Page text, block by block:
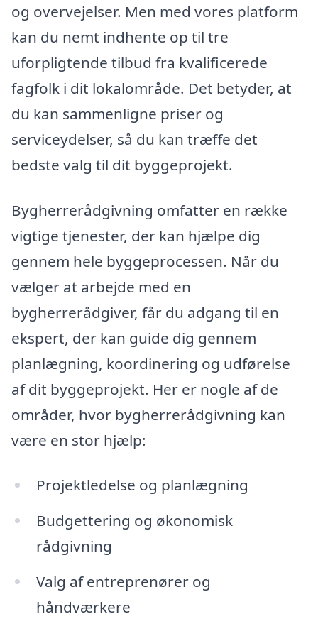
og overvejelser. Men med vores platform
kan du nemt indhente op til tre
uforpligtende tilbud fra kvalificerede
fagfolk i dit lokalområde. Det betyder, at
du kan sammenligne priser og
serviceydelser, så du kan træffe det
bedste valg til dit byggeprojekt.
Bygherrerådgivning omfatter en række
vigtige tjenester, der kan hjælpe dig
gennem hele byggeprocessen. Når du
vælger at arbejde med en
bygherrerådgiver, får du adgang til en
ekspert, der kan guide dig gennem
planlægning, koordinering og udførelse
af dit byggeprojekt. Her er nogle af de
områder, hvor bygherrerådgivning kan
være en stor hjælp:
Projektledelse og planlægning
Budgettering og økonomisk
rådgivning
Valg af entreprenører og
håndværkere